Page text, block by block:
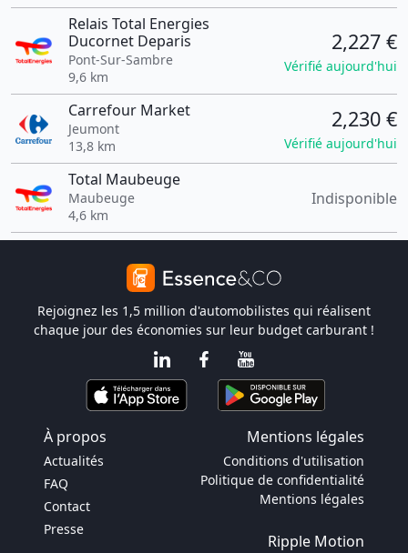
Relais Total Energies
Ducornet Deparis
Pont-Sur-Sambre
9,6 km
2,227 €
Vérifié aujourd'hui
Carrefour Market
Jeumont
13,8 km
2,230 €
Vérifié aujourd'hui
Total Maubeuge
Maubeuge
4,6 km
Indisponible
Rejoignez les 1,5 million d'automobilistes qui réalisent
chaque jour des économies sur leur budget carburant !
À propos Mentions légales
Actualités
FAQ
Contact
Presse
Conditions d'utilisation
Politique de confidentialité
Mentions légales
Ripple Motion